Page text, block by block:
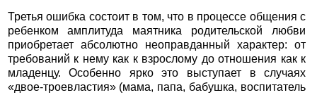
Третья ошибка состоит в том, что в процессе общения с
ребенком амплитуда маятника родительской любви
приобретает абсолютно неоправданный характер: от
требований к нему как к взрослому до отношения как к
младенцу. Особенно ярко это выступает в случаях
«двое-троевластия» (мама, папа, бабушка, воспитатель